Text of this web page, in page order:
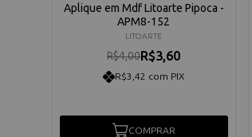
Aplique em Mdf Litoarte Pipoca -
APM8-152
LITOARTE
R$4,00R$3,60
R$3,42 com PIX
COMPRAR